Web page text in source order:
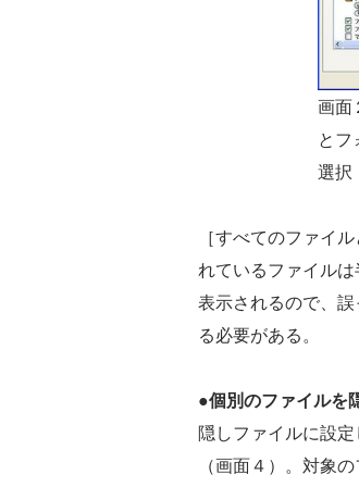
画面
とフ
選択
［すべてのファイ
れているファイル
表示されるので、
る必要がある。
●個別のファイルを
隠しファイルに設
（画面４）。対象